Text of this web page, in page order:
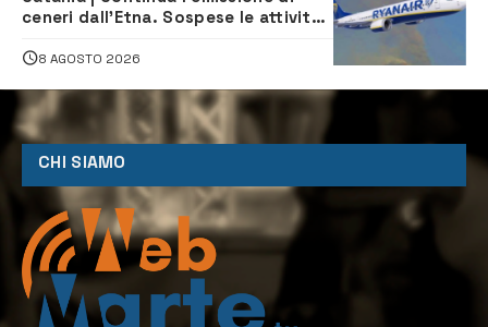
ceneri dall’Etna. Sospese le attività
8 AGOSTO 2026
CHI SIAMO